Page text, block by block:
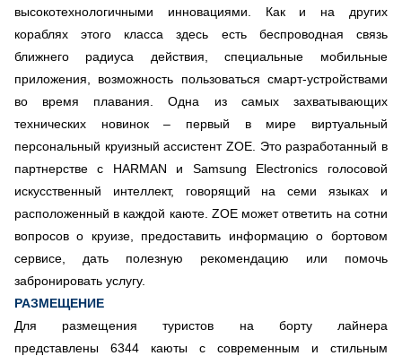
высокотехнологичными инновациями. Как и на других
кораблях этого класса здесь есть беспроводная связь
ближнего радиуса действия, специальные мобильные
приложения, возможность пользоваться смарт-устройствами
во время плавания. Одна из самых захватывающих
технических новинок – первый в мире виртуальный
персональный круизный ассистент ZOE. Это разработанный в
партнерстве с HARMAN и Samsung Electronics голосовой
искусственный интеллект, говорящий на семи языках и
расположенный в каждой каюте. ZOE может ответить на сотни
вопросов о круизе, предоставить информацию о бортовом
сервисе, дать полезную рекомендацию или помочь
забронировать услугу.
РАЗМЕЩЕНИЕ
Для размещения туристов на борту лайнера
представлены 6344 каюты с современным и стильным